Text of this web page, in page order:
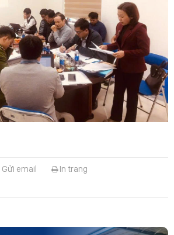
Gửi email In trang